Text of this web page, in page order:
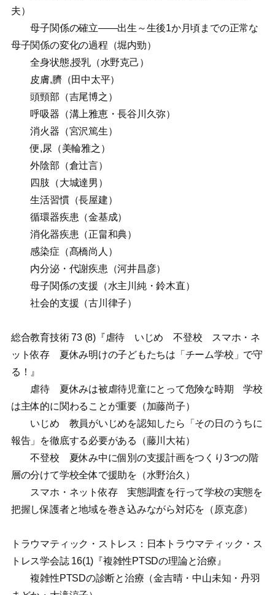
夫）
母子関係の確立——出生～生後1か月頃までの正常な
母子関係の変化の過程（堀内勁）
全身状態,授乳（水野克己）
皮膚,臍（田中太平）
頭頸部（吉尾博之）
呼吸器（溝上雅恵・長谷川久弥）
消火器（宮沢篤生）
便,尿（美輪雅之）
外陰部（倉辻言）
四肢（大城達男）
生活習慣（長屋建）
循環器疾患（金基成）
消化器疾患（正畠和典）
感染症（髙橋尚人）
内分泌・代謝疾患（河井昌彦）
母子関係の支援（水主川純・鈴木直）
社会的支援（古川律子）
総合教育技術 73 (8)『虐待 いじめ 不登校 スマホ・ネ
ット依存 夏休み明けの子どもたちは「チーム学校」で守
る！』
虐待 夏休みは被虐待児童にとって危険な時期 学校
は主体的に関わることが重要（加藤尚子）
いじめ 教員がいじめを認知したら「その日のうちに
報告」を徹底する必要がある（藤川大祐）
不登校 夏休み中に個別の支援計画をつくり3つの階
層の分けて学校全体で援助を（水野治久）
スマホ・ネット依存 実態調査を行って学校の実態を
把握し保護者と地域を巻き込みながら対応を（原克彦）
トラウマティック・ストレス：日本トラウマティック・ス
トレス学会誌 16(1)『複雑性PTSDの理論と治療』
複雑性PTSDの診断と治療（金吉晴・中山未知・丹羽